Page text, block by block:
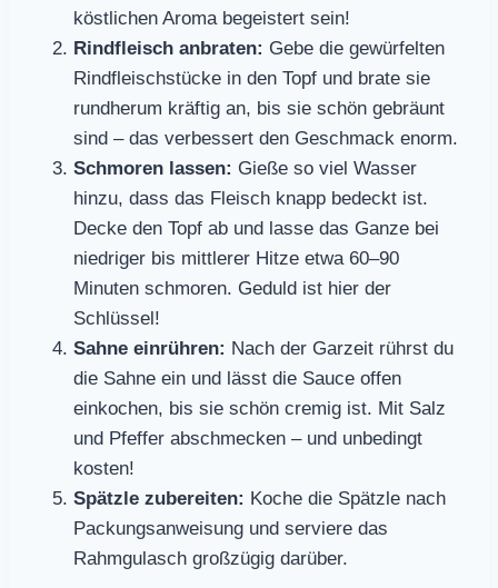
köstlichen Aroma begeistert sein!
Rindfleisch anbraten: Gebe die gewürfelten
Rindfleischstücke in den Topf und brate sie
rundherum kräftig an, bis sie schön gebräunt
sind – das verbessert den Geschmack enorm.
Schmoren lassen: Gieße so viel Wasser
hinzu, dass das Fleisch knapp bedeckt ist.
Decke den Topf ab und lasse das Ganze bei
niedriger bis mittlerer Hitze etwa 60–90
Minuten schmoren. Geduld ist hier der
Schlüssel!
Sahne einrühren: Nach der Garzeit rührst du
die Sahne ein und lässt die Sauce offen
einkochen, bis sie schön cremig ist. Mit Salz
und Pfeffer abschmecken – und unbedingt
kosten!
Spätzle zubereiten: Koche die Spätzle nach
Packungsanweisung und serviere das
Rahmgulasch großzügig darüber.